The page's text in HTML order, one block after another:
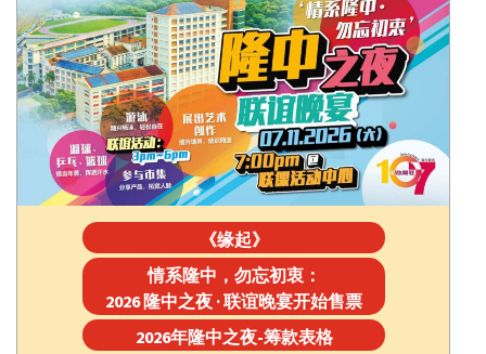
《缘起》
情系隆中，勿忘初衷：
2026 隆中之夜 · 联谊晚宴开始售票
2026年隆中之夜-筹款表格